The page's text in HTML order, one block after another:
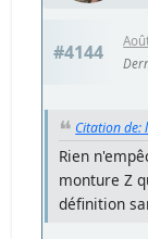
#4144
Citation de:
Rien
monture Z
définition